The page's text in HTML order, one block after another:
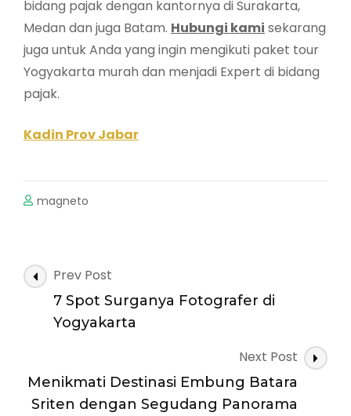
bidang pajak dengan kantornya di Surakarta,
Medan dan juga Batam. Hubungi kami sekarang
juga untuk Anda yang ingin mengikuti paket tour
Yogyakarta murah dan menjadi Expert di bidang
pajak.
Kadin Prov Jabar
magneto
Post
Navigation
Prev Post
7 Spot Surganya Fotografer di
Yogyakarta
Next Post
Menikmati Destinasi Embung Batara
Sriten dengan Segudang Panorama